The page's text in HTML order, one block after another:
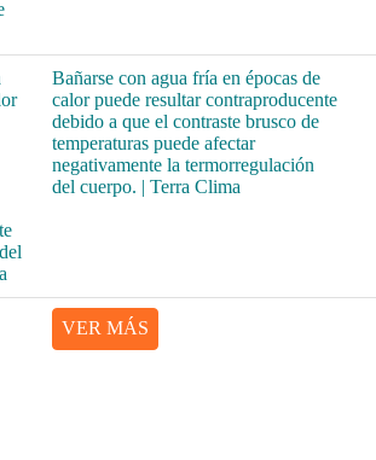
Bañarse con agua fría en épocas de
calor puede resultar contraproducente
debido a que el contraste brusco de
temperaturas puede afectar
negativamente la termorregulación
del cuerpo. | Terra Clima
VER MÁS